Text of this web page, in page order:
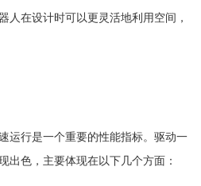
人在设计时可以更灵活地利用空间，
运行是一个重要的性能指标。驱动一
出色，主要体现在以下几个方面：